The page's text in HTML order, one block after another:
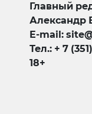
Главный
Александр
E-mail:
Тел.: + 7
18+